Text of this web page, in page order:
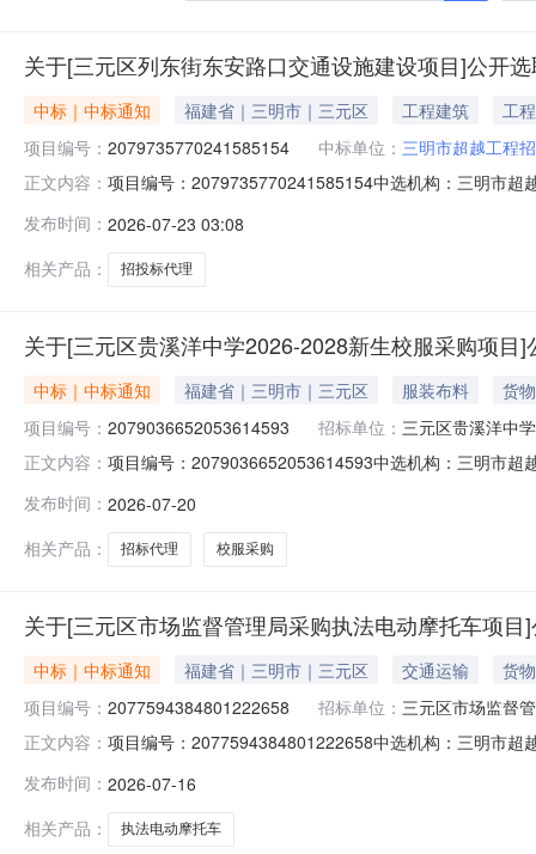
关于[三元区列东街东安路口交通设施建设项目]公开
中标｜中标通知 福建省｜三明市｜三元区 工程建筑
工程
项目编号： 2079735770241585154 中标单位： 三明市超越工程
正文内容： 项目编号：2079735770241585154中选机构：三明市超
核价计算。最高报价（元）：16000.0最低报价（元）：
及
发布时间： 2026-07-23 03:08
相关产品：
招投标代理
关于[三元区贵溪洋中学2026-2028新生校服采购项目
中标｜中标通知 福建省｜三明市｜三元区 服装布料
货物
项目编号： 2079036652053614593 招标单位： 三元区贵溪洋中学
正文内容： 项目编号：2079036652053614593中选机构：三明市超
洋中学2026-2028新生校服采购项目，校服采购招标代
发布时间： 2026-07-20
相关产品：
招标代理 校服采购
关于[三元区市场监督管理局采购执法电动摩托车项
中标｜中标通知 福建省｜三明市｜三元区 交通运输
货物
项目编号： 2077594384801222658 招标单位： 三元区市场监督
正文内容： 项目编号：2077594384801222658中选机构：三明市超
明：采购执法电动摩托车8辆，含统一标识涂装、保险、
发布时间： 2026-07-16
相关产品：
执法电动摩托车